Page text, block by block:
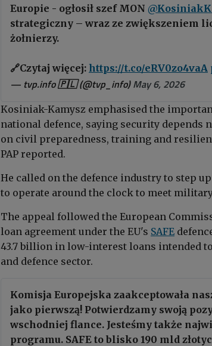
Europie - ogłosił szef MON
strategiczny – wraz ze zwiększeniem
żołnierzy.
🔗Czytaj więcej: https://t.co/eRV0zo4vaA
— tvp.info 🇵🇱 (@tvp_info)May 6, 2026
Kosiniak-Kamysz emphasised the
national defence, saying security depends
on civil preparedness, training and
PAP reported.
He called on the defence industry to step
to operate around the clock to meet
The appeal followed the European
loan agreement under the EU's SAFE
43.7 billion in low-interest loans intended
and defence sector.
Komisja Europejska zaakceptowała
jako pierwszą! Potwierdzamy swoją
wschodniej flance. Jesteśmy także
programu. SAFE to blisko 190 mld